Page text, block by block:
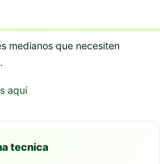
medianos que necesiten
aquí
tecnica